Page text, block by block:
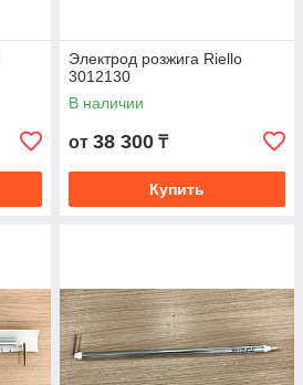
Электрод розжига Riello
3012130
В наличии
от 38 300 ₸
Купить